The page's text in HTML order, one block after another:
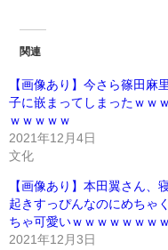
関連
【画像あり】今さら篠田麻里
子に嵌まってしまったｗｗｗ
ｗｗｗｗｗ
2021年12月4日
文化
【画像あり】本田翼さん、
起きすっぴんなのにめちゃく
ちゃ可愛いｗｗｗｗｗｗｗｗ
2021年12月3日